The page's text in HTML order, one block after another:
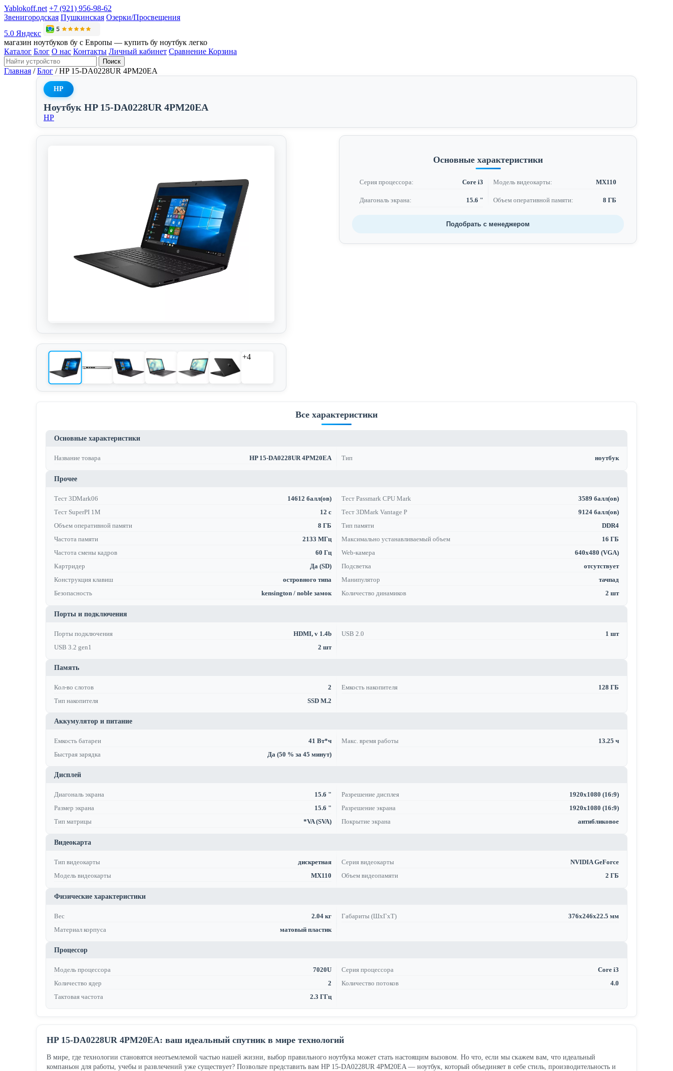
Yablokoff.net +7 (921) 956-98-62
Звенигородская Пушкинская Озерки/Просвещения
5.0 Яндекс
магазин ноутбуков бу с Европы — купить бу ноутбук легко
Каталог Блог О нас Контакты Личный кабинет Сравнение Корзина
Поиск
Главная / Блог / HP 15-DA0228UR 4PM20EA
HP
Ноутбук HP 15-DA0228UR 4PM20EA
HP
+4
Основные характеристики
Серия процессора: Core i3 Модель видеокарты: MX110
Диагональ экрана: 15.6 " Объем оперативной памяти: 8 ГБ
Подобрать с менеджером
Все характеристики
Основные характеристики
Название товара HP 15-DA0228UR 4PM20EA Тип ноутбук
Прочее
Тест 3DMark06 14612 балл(ов) Тест Passmark CPU Mark
3589 балл(ов)
Тест SuperPI 1M
12 с Тест 3DMark Vantage P
9124 балл(ов)
Объем оперативной памяти
8 ГБ Тип памяти
DDR4
Частота памяти
2133 МГц Максимально устанавливаемый объем
16 ГБ
Частота смены кадров
60 Гц Web-камера
640x480 (VGA)
Картридер
Да (SD) Подсветка
отсутствует
Конструкция клавиш
островного типа Манипулятор
тачпад
Безопасность
kensington / noble замок Количество динамиков 2 шт
Порты и подключения
Порты подключения HDMI, v 1.4b USB 2.0
1 шт
USB 3.2 gen1
2 шт
Память
Кол-во слотов 2 Емкость накопителя
128 ГБ
Тип накопителя
SSD M.2
Аккумулятор и питание
Емкость батареи 41 Вт*ч Макс. время работы
13.25 ч
Быстрая зарядка
Да (50 % за 45 минут)
Дисплей
Диагональ экрана 15.6 " Разрешение дисплея
1920x1080 (16:9)
Размер экрана
15.6 " Разрешение экрана
1920x1080 (16:9)
Тип матрицы
*VA (SVA) Покрытие экрана антибликовое
Видеокарта
Тип видеокарты дискретная Серия видеокарты
NVIDIA GeForce
Модель видеокарты
MX110 Объем видеопамяти 2 ГБ
Физические характеристики
Вес 2.04 кг Габариты (ШхГхТ)
376x246x22.5 мм
Материал корпуса
матовый пластик
Процессор
Модель процессора 7020U Серия процессора
Core i3
Количество ядер
2 Количество потоков
4.0
Тактовая частота
2.3 ГГц
HP 15-DA0228UR 4PM20EA: ваш идеальный спутник в мире технологий
В мире, где технологии становятся неотъемлемой частью нашей жизни, выбор правильного ноутбука может стать настоящим вызовом. Но что, если мы скажем вам, что идеальный
компаньон для работы, учебы и развлечений уже существует? Позвольте представить вам HP 15-DA0228UR 4PM20EA — ноутбук, который объединяет в себе стиль, производительность и